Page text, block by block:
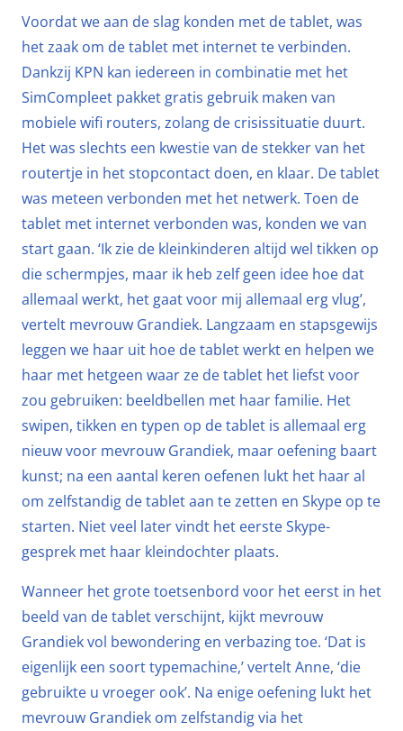
Voordat we aan de slag konden met de tablet, was
het zaak om de tablet met internet te verbinden.
Dankzij KPN kan iedereen in combinatie met het
SimCompleet pakket gratis gebruik maken van
mobiele wifi routers, zolang de crisissituatie duurt.
Het was slechts een kwestie van de stekker van het
routertje in het stopcontact doen, en klaar. De tablet
was meteen verbonden met het netwerk. Toen de
tablet met internet verbonden was, konden we van
start gaan. ‘Ik zie de kleinkinderen altijd wel tikken op
die schermpjes, maar ik heb zelf geen idee hoe dat
allemaal werkt, het gaat voor mij allemaal erg vlug’,
vertelt mevrouw Grandiek. Langzaam en stapsgewijs
leggen we haar uit hoe de tablet werkt en helpen we
haar met hetgeen waar ze de tablet het liefst voor
zou gebruiken: beeldbellen met haar familie. Het
swipen, tikken en typen op de tablet is allemaal erg
nieuw voor mevrouw Grandiek, maar oefening baart
kunst; na een aantal keren oefenen lukt het haar al
om zelfstandig de tablet aan te zetten en Skype op te
starten. Niet veel later vindt het eerste Skype-
gesprek met haar kleindochter plaats.
Wanneer het grote toetsenbord voor het eerst in het
beeld van de tablet verschijnt, kijkt mevrouw
Grandiek vol bewondering en verbazing toe. ‘Dat is
eigenlijk een soort typemachine,’ vertelt Anne, ‘die
gebruikte u vroeger ook’. Na enige oefening lukt het
mevrouw Grandiek om zelfstandig via het